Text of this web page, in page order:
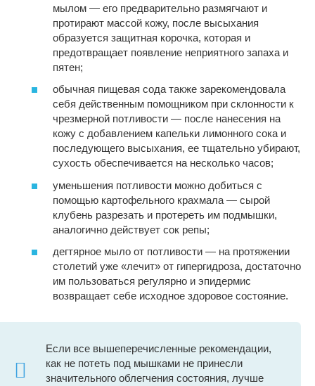
мылом — его предварительно размягчают и
протирают массой кожу, после высыхания
образуется защитная корочка, которая и
предотвращает появление неприятного запаха и
пятен;
обычная пищевая сода также зарекомендовала
себя действенным помощником при склонности к
чрезмерной потливости — после нанесения на
кожу с добавлением капельки лимонного сока и
последующего высыхания, ее тщательно убирают,
сухость обеспечивается на несколько часов;
уменьшения потливости можно добиться с
помощью картофельного крахмала — сырой
клубень разрезать и протереть им подмышки,
аналогично действует сок репы;
дегтярное мыло от потливости — на протяжении
столетий уже «лечит» от гипергидроза, достаточно
им пользоваться регулярно и эпидермис
возвращает себе исходное здоровое состояние.
Если все вышеперечисленные рекомендации,
как не потеть под мышками не принесли
значительного облегчения состояния, лучше